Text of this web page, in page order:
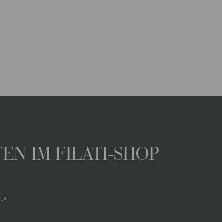
IM FILATI-SHOP